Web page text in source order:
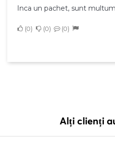
Inca un pachet, sunt
0 0 0
Alți clienți